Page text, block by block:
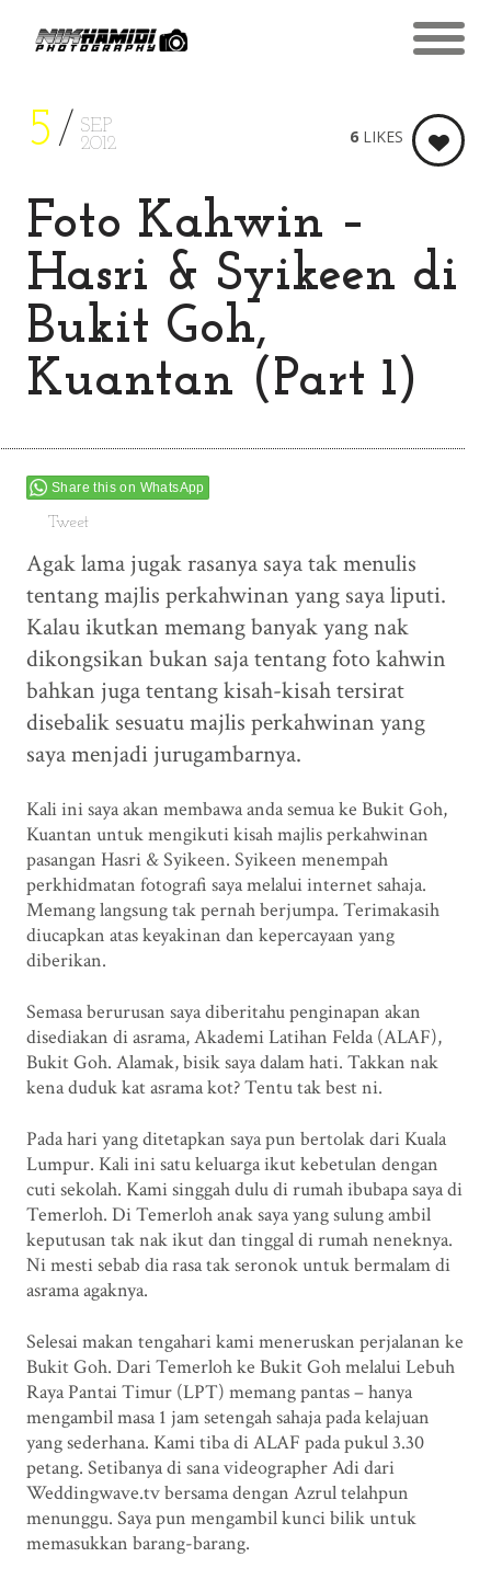
5
SEP
2012
Foto Kahwin –
Hasri & Syikeen di
Bukit Goh,
Kuantan (Part 1)
6 LIKES
Share this on WhatsApp
Tweet
Agak lama jugak rasanya saya tak menulis
tentang majlis perkahwinan yang saya liputi.
Kalau ikutkan memang banyak yang nak
dikongsikan bukan saja tentang foto kahwin
bahkan juga tentang kisah-kisah tersirat
disebalik sesuatu majlis perkahwinan yang
saya menjadi jurugambarnya.
Kali ini saya akan membawa anda semua ke Bukit Goh,
Kuantan untuk mengikuti kisah majlis perkahwinan
pasangan Hasri & Syikeen. Syikeen menempah
perkhidmatan fotografi saya melalui internet sahaja.
Memang langsung tak pernah berjumpa. Terimakasih
diucapkan atas keyakinan dan kepercayaan yang
diberikan.
Semasa berurusan saya diberitahu penginapan akan
disediakan di asrama, Akademi Latihan Felda (ALAF),
Bukit Goh. Alamak, bisik saya dalam hati. Takkan nak
kena duduk kat asrama kot? Tentu tak best ni.
Pada hari yang ditetapkan saya pun bertolak dari Kuala
Lumpur. Kali ini satu keluarga ikut kebetulan dengan
cuti sekolah. Kami singgah dulu di rumah ibubapa saya di
Temerloh. Di Temerloh anak saya yang sulung ambil
keputusan tak nak ikut dan tinggal di rumah neneknya.
Ni mesti sebab dia rasa tak seronok untuk bermalam di
asrama agaknya.
Selesai makan tengahari kami meneruskan perjalanan ke
Bukit Goh. Dari Temerloh ke Bukit Goh melalui Lebuh
Raya Pantai Timur (LPT) memang pantas – hanya
mengambil masa 1 jam setengah sahaja pada kelajuan
yang sederhana. Kami tiba di ALAF pada pukul 3.30
petang. Setibanya di sana videographer Adi dari
Weddingwave.tv bersama dengan Azrul telahpun
menunggu. Saya pun mengambil kunci bilik untuk
memasukkan barang-barang.